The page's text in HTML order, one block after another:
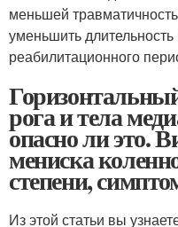
меньшей
уменьшить
реабилитационного
рога и тела
опасно ли это.
мениска
степени,
Из этой статьи вы